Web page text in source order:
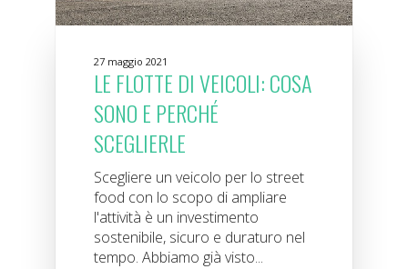
27 maggio 2021
LE FLOTTE DI VEICOLI: COSA
SONO E PERCHÉ
SCEGLIERLE
Scegliere un veicolo per lo street
food con lo scopo di ampliare
l'attività è un investimento
sostenibile, sicuro e duraturo nel
tempo. Abbiamo già visto...